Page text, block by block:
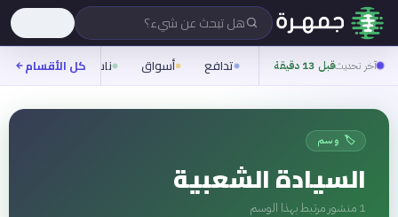
هل تبحث عن شيء؟
آخر تحديثقبل 13 دقيقة تدافع أسواق ناس روح
كل الأقسام
🏷️ وسم
السيادة الشعبية
1 منشور مرتبط بهذا الوسم